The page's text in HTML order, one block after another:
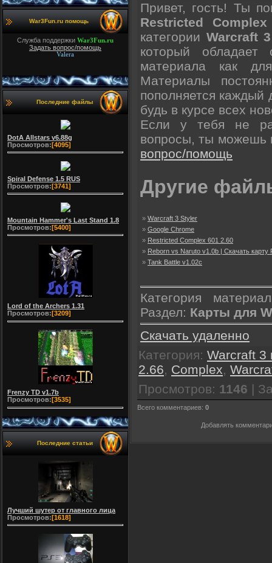
War3Fun.ru помощь
Служба поддержки War3Fun.ru
Задать вопрос/помощь
Valera
Последние файлы
DotA Allstars v6.88g
Просмотров:[4095]
Spiral Defense 1.5 RUS
Просмотров:[3741]
Mountain Hammer's Last Stand 1.8
Просмотров:[5400]
Lord of the Archers 1.31
Просмотров: [3209]
Frenzy TD v1.7b
Просмотров: [3535]
Последние статьи
Лучший шутер от главного лица
Просмотров:[1618]
Привет, гость! Ты
Restricted
категории Warcraft
который обладает
материала как
Материалы
пополняется
будь в курсе всех
Если у тебя не
вопросы, ты можешь
вопрос/помощь
Другие
» Warcraft 3 Styler
» Google Chrome
» Restricted Complex 601 2.60
» Reborn vs Naruto v1.0b | Скачать карту
» Tank Battle v1.02c
Категория
Раздел: Карты для
Скачать удаленно
Категория: Warcraft 3
2.66, Complex,
Просмотров: 1146 |
Всего комментариев: 0
Добавлять